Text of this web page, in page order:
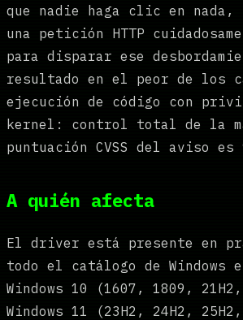
que nadie haga clic en nada,
una petición HTTP
para disparar ese
resultado en el peor de los
ejecución de código con
kernel: control total de la
puntuación CVSS del aviso es
A quién afecta
El driver está presente en
todo el catálogo de Windows
Windows 10 (1607, 1809,
Windows 11 (23H2, 24H2,